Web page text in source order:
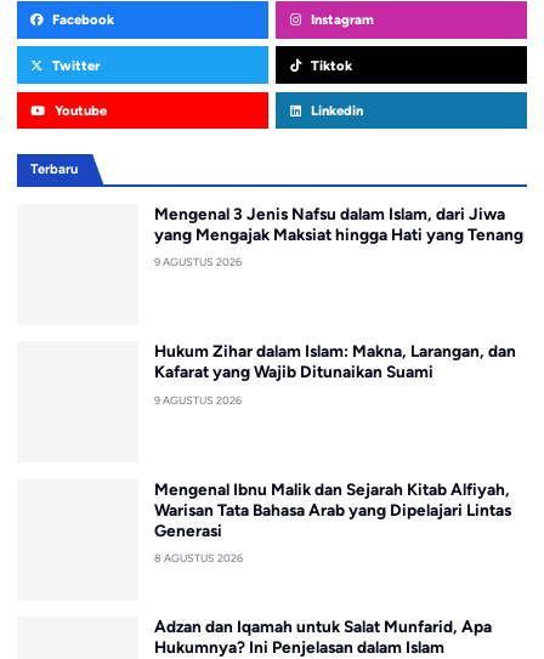
Facebook Instagram
Twitter Tiktok
Youtube Linkedin
Terbaru
Mengenal 3 Jenis Nafsu dalam Islam, dari Jiwa
yang Mengajak Maksiat hingga Hati yang Tenang
9 AGUSTUS 2026
Hukum Zihar dalam Islam: Makna, Larangan, dan
Kafarat yang Wajib Ditunaikan Suami
9 AGUSTUS 2026
Mengenal Ibnu Malik dan Sejarah Kitab Alfiyah,
Warisan Tata Bahasa Arab yang Dipelajari Lintas
Generasi
8 AGUSTUS 2026
Adzan dan Iqamah untuk Salat Munfarid, Apa
Hukumnya? Ini Penjelasan dalam Islam